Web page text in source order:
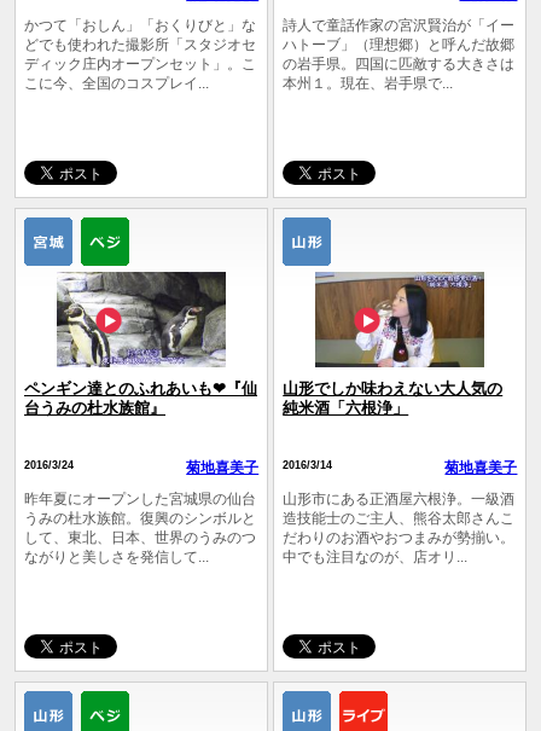
かつて「おしん」「おくりびと」な
どでも使われた撮影所「スタジオセ
ディック庄内オープンセット」。こ
こに今、全国のコスプレイ...
詩人で童話作家の宮沢賢治が「イー
ハトーブ」（理想郷）と呼んだ故郷
の岩手県。四国に­匹敵する大きさは
本州１。現在、岩手県で...
ペンギン達とのふれあいも❤『仙
台うみの杜水族館』
2016/3/24
菊地喜美子
昨年夏にオープンした宮城県の仙台
うみの杜水族館。復興のシンボルと
して、東北、日本、世界のうみのつ
ながりと美しさを発信して...
山形でしか味わえない大人気の
純米酒「六根浄」
2016/3/14
菊地喜美子
山形市にある正酒屋六根浄。一級酒
造技能士のご主人、熊谷太郎さんこ
だわりのお酒やおつまみが勢揃い。
中でも注目なのが、店オリ...